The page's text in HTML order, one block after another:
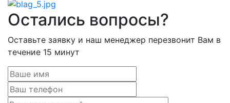
Остались вопросы?
Оставьте заявку и наш менеджер перезвонит Вам в
течение 15 минут